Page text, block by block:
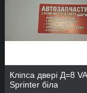
Кліпса двері Д=8
Sprinter біла